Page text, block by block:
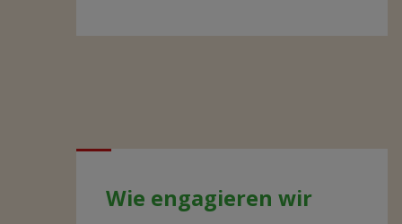
Wie engagieren wir